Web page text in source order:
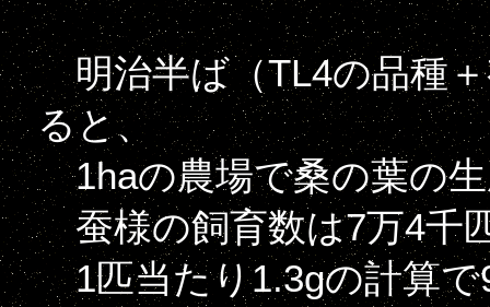
明治半ば（TL4の品種＋
ると、
1haの農場で桑の葉の生
蚕様の飼育数は7万4千
1匹当たり1.3gの計算で